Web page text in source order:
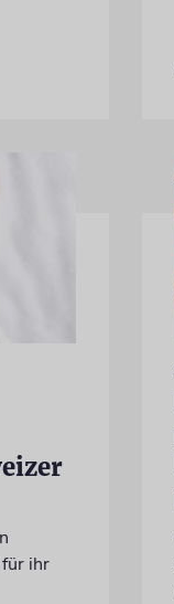
ihr